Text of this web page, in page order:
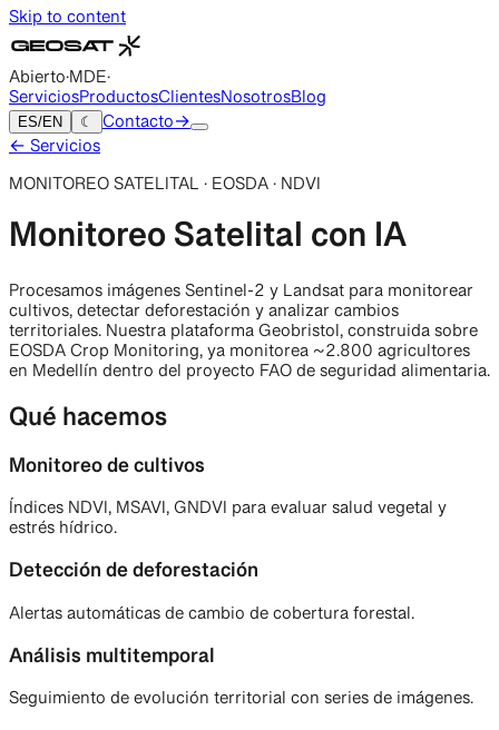
Skip to content
Abierto·MDE·
ServiciosProductosClientesNosotrosBlog
ES/EN ☾ Contacto→
← Servicios
MONITOREO SATELITAL · EOSDA · NDVI
Monitoreo Satelital con IA
Procesamos imágenes Sentinel-2 y Landsat para monitorear
cultivos, detectar deforestación y analizar cambios
territoriales. Nuestra plataforma Geobristol, construida sobre
EOSDA Crop Monitoring, ya monitorea ~2.800 agricultores
en Medellín dentro del proyecto FAO de seguridad alimentaria.
Qué hacemos
Monitoreo de cultivos
Índices NDVI, MSAVI, GNDVI para evaluar salud vegetal y
estrés hídrico.
Detección de deforestación
Alertas automáticas de cambio de cobertura forestal.
Análisis multitemporal
Seguimiento de evolución territorial con series de imágenes.